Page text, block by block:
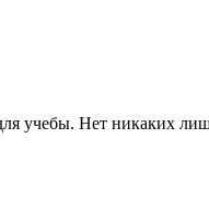
учебы. Нет никаких